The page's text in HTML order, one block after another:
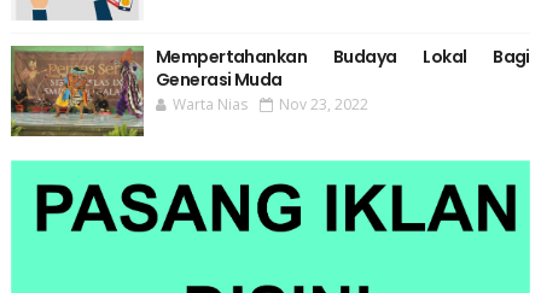
Mempertahankan Budaya Lokal Bagi
Generasi Muda
Warta Nias Nov 23, 2022